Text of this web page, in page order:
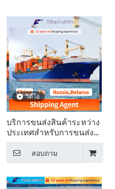
วิดีโอ
บริการขนส่งสินค้าระหว่าง
ประเทศสำหรับการขนส่ง
สินค้าทั่วไปไปยังรัสเซีย
สอบถาม